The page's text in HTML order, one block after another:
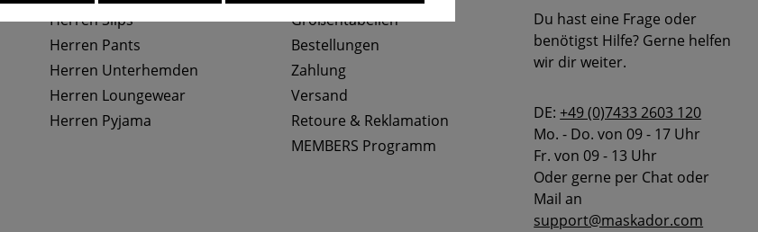
Herren Slips
Herren Pants
Herren Unterhemden
Herren Loungewear
Herren Pyjama
Größentabellen
Bestellungen
Zahlung
Versand
Retoure & Reklamation
MEMBERS Programm
Du hast eine Frage oder
benötigst Hilfe? Gerne helfen
wir dir weiter.
DE:+49 (0)7433 2603 120
Mo. - Do. von 09 - 17 Uhr
Fr. von 09 - 13 Uhr
Oder gerne per Chat oder
Mail an
support@maskador.com